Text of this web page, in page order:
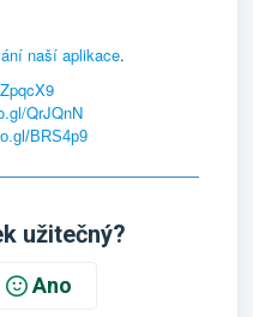
naší aplikace.
QrJQnN
BRS4p9
užitečný?
Ano